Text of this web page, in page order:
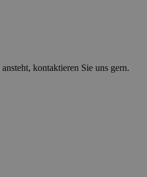
ansteht, kontaktieren Sie uns gern.